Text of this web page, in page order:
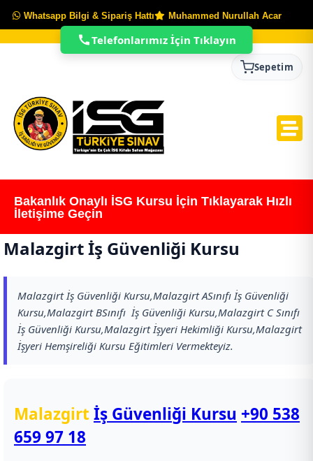
Whatsapp Bilgi & Sipariş Hattı Muhammed Nurullah Acar
Sepetim
Bakanlık Onaylı İSG Kursu İçin Tıklayarak Hızlı
İletişime Geçin
Malazgirt İş Güvenliği Kursu
Malazgirt İş Güvenliği Kursu,Malazgirt ASınıfı İş Güvenliği
Kursu,Malazgirt BSınıfı İş Güvenliği Kursu,Malazgirt C Sınıfı
İş Güvenliği Kursu,Malazgirt İşyeri Hekimliği Kursu,Malazgirt
İşyeri Hemşireliği Kursu Eğitimleri Vermekteyiz.
Malazgirt İş Güvenliği Kursu +90 538
659 97 18
Telefonlarımız İçin Tıklayın